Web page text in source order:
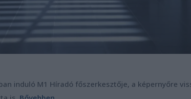
induló M1 Híradó főszerkesztője, a képernyőre